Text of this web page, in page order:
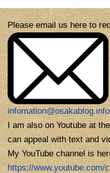
Please email us here to
infomation@osakablog.info
I am also on Youtube at
can appeal with text and
My YouTube channel is
https://www.youtube.com/